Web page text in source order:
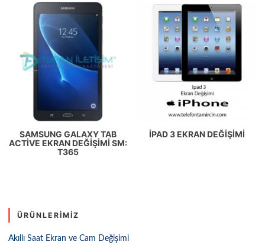
SAMSUNG GALAXY TAB
ACTIVE EKRAN DEĞIŞIMI SM:
T365
IPAD 3 EKRAN DEĞIŞIMI
ÜRÜNLERIMIZ
Akıllı Saat Ekran ve Cam Değişimi